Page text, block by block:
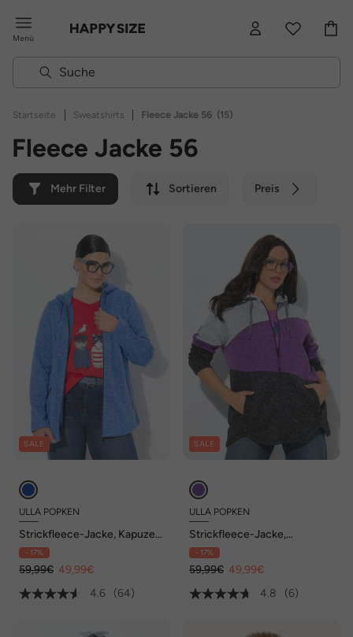
Menü
Startseite | Sweatshirts | Fleece Jacke 56 (15)
Fleece Jacke 56
Mehr Filter Sortieren Preis
SALE
ULLA POPKEN
Strickfleece-Jacke, Kapuze,
Reißverschlusstaschen
- 17%
59,99€ 49,99€
4.6
(64)
SALE
ULLA POPKEN
Strickfleece-Jacke,
Colorblocking, Kapuze,
Zipper
- 17%
59,99€ 49,99€
4.8
(6)